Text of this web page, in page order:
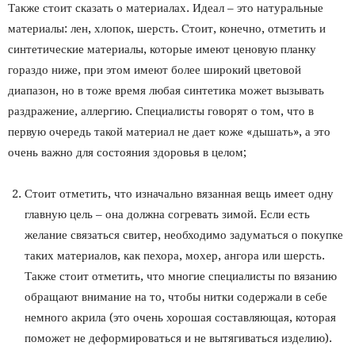
Также стоит сказать о материалах. Идеал – это натуральные
материалы: лен, хлопок, шерсть. Стоит, конечно, отметить и
синтетические материалы, которые имеют ценовую планку
гораздо ниже, при этом имеют более широкий цветовой
диапазон, но в тоже время любая синтетика может вызывать
раздражение, аллергию. Специалисты говорят о том, что в
первую очередь такой материал не дает коже «дышать», а это
очень важно для состояния здоровья в целом;
Стоит отметить, что изначально вязанная вещь имеет одну
главную цель – она должна согревать зимой. Если есть
желание связаться свитер, необходимо задуматься о покупке
таких материалов, как пехора, мохер, ангора или шерсть.
Также стоит отметить, что многие специалисты по вязанию
обращают внимание на то, чтобы нитки содержали в себе
немного акрила (это очень хорошая составляющая, которая
поможет не деформироваться и не вытягиваться изделию).